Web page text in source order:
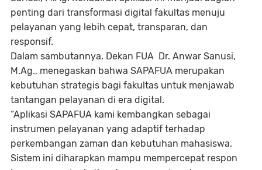
penting dari transformasi digital fakultas menuju
pelayanan yang lebih cepat, transparan, dan
responsif.
Dalam sambutannya, Dekan FUA Dr. Anwar Sanusi,
M.Ag., menegaskan bahwa SAPAFUA merupakan
kebutuhan strategis bagi fakultas untuk menjawab
tantangan pelayanan di era digital.
“Aplikasi SAPAFUA kami kembangkan sebagai
instrumen pelayanan yang adaptif terhadap
perkembangan zaman dan kebutuhan mahasiswa.
Sistem ini diharapkan mampu mempercepat respon